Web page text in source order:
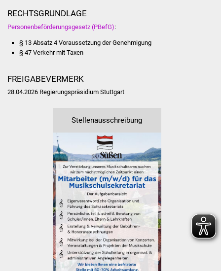
Baugrundstücke
Wirtschaft
Haushalt & Infos
Wirtschaftsförderung
Gewerbeimmobilien
IKG Auen
Ausschreibungen
Öffentliche
Ausschreibung
RECHTSGRUNDLAGE
Personenbeförderungsgesetz (PBefG):
§ 13 Absatz 4 Voraussetzung der Genehmigung
§ 47 Verkehr mit Taxen
FREIGABEVERMERK
28.04.2026 Regierungspräsidium Stuttgart
Stellenausschreibung